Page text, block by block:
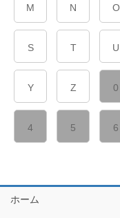
M N O
S T U
Y Z 0
4 5 6
ホーム